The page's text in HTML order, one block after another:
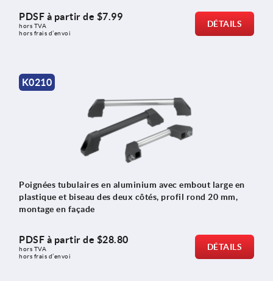
PDSF à partir de $7.99
hors TVA
hors frais d’envoi
DÉTAILS
K0210
Poignées tubulaires en aluminium avec embout large en
plastique et biseau des deux côtés, profil rond 20 mm,
montage en façade
PDSF à partir de $28.80
hors TVA
hors frais d’envoi
DÉTAILS